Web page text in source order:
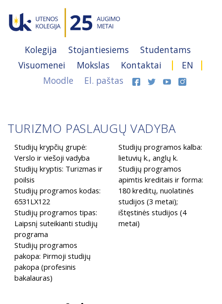
Kolegija Stojantiesiems
Studentams
Visuomenei
Mokslas Kontaktai
EN
Moodle
El. paštas
TURIZMO PASLAUGŲ VADYBA
Studijų krypčių grupė:
Verslo ir viešoji vadyba
Studijų kryptis: Turizmas ir
poilsis
Studijų programos kodas:
6531LX122
Studijų programos tipas:
Laipsnį suteikianti studijų
programa
Studijų programos
pakopa: Pirmoji studijų
pakopa (profesinis
bakalauras)
Studijų programos kalba:
lietuvių k., anglų k.
Studijų programos
apimtis kreditais ir forma:
180 kreditų, nuolatinės
studijos (3 metai);
ištęstinės studijos (4
metai)